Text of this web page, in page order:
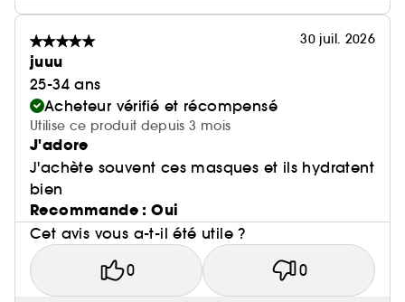
30 juil. 2026
juuu
25-34 ans
Acheteur vérifié et récompensé
Utilise ce produit depuis 3 mois
J'adore
J'achète souvent ces masques et ils hydratent
bien
Recommande : Oui
Cet avis vous a-t-il été utile ?
0 0